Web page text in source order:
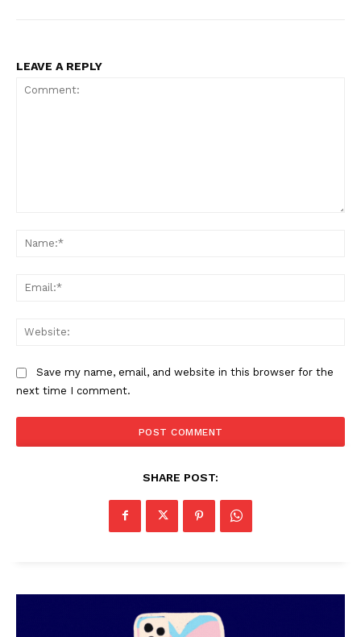
PALA VISION
LEAVE A REPLY
Save my name, email, and website in this browser for the
next time I comment.
SHARE POST: